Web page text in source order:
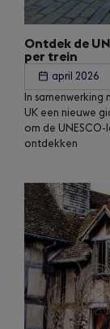
Ontdek de
per trein
april 2026
In samenwerking
UK een nieuwe
om de
ontdekken